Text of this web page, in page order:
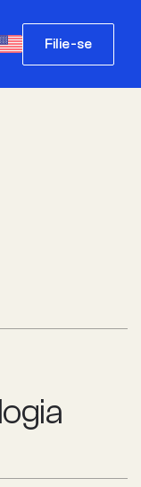
Filie-se